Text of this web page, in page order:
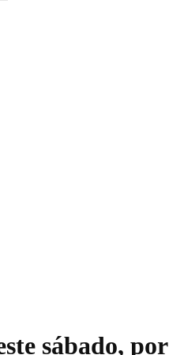
sábado,